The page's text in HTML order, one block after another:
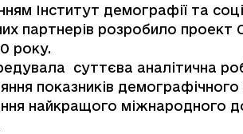
Інститут демографії та
партнерів розробило проект
року.
суттєва аналітична
показників
найкращого міжнародного